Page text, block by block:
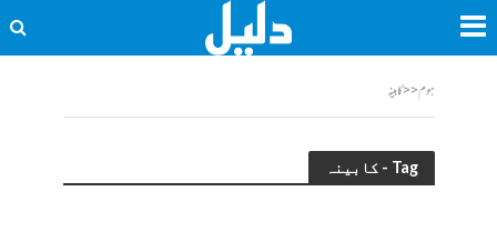
ہوم<<کابینہ
Tag - کابینہ